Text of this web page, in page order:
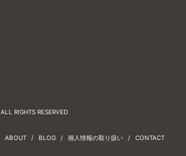
ALL RIGHTS RESERVED
ABOUT BLOG 個人情報の取り扱い CONTACT